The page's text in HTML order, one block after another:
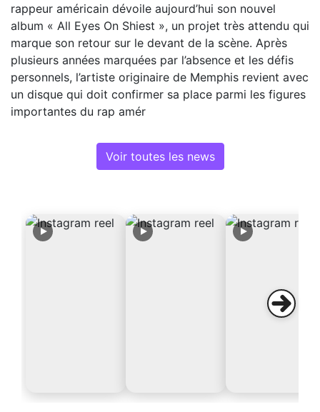
rappeur américain dévoile aujourd’hui son nouvel
album « All Eyes On Shiest », un projet très attendu qui
marque son retour sur le devant de la scène. Après
plusieurs années marquées par l’absence et les défis
personnels, l’artiste originaire de Memphis revient avec
un disque qui doit confirmer sa place parmi les figures
importantes du rap amér
Voir toutes les news